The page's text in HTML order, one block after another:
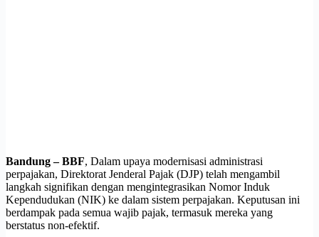
Bandung – BBF, Dalam upaya modernisasi administrasi
perpajakan, Direktorat Jenderal Pajak (DJP) telah mengambil
langkah signifikan dengan mengintegrasikan Nomor Induk
Kependudukan (NIK) ke dalam sistem perpajakan. Keputusan ini
berdampak pada semua wajib pajak, termasuk mereka yang
berstatus non-efektif.